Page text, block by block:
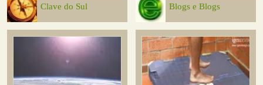
Clave do Sul Blogs e Blogs